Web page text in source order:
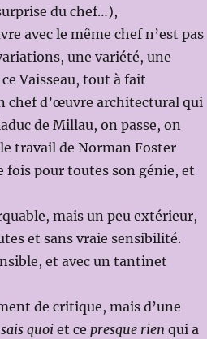
du chef…),
avec le même chef n’est pas
une variété, une
Vaisseau, tout à fait
chef d’œuvre architectural qui
de Millau, on passe, on
travail de Norman Foster
fois pour toutes son génie, et
mais un peu extérieur,
et sans vraie sensibilité.
et avec un tantinet
de critique, mais d’une
quoiet ce presque rien qui a